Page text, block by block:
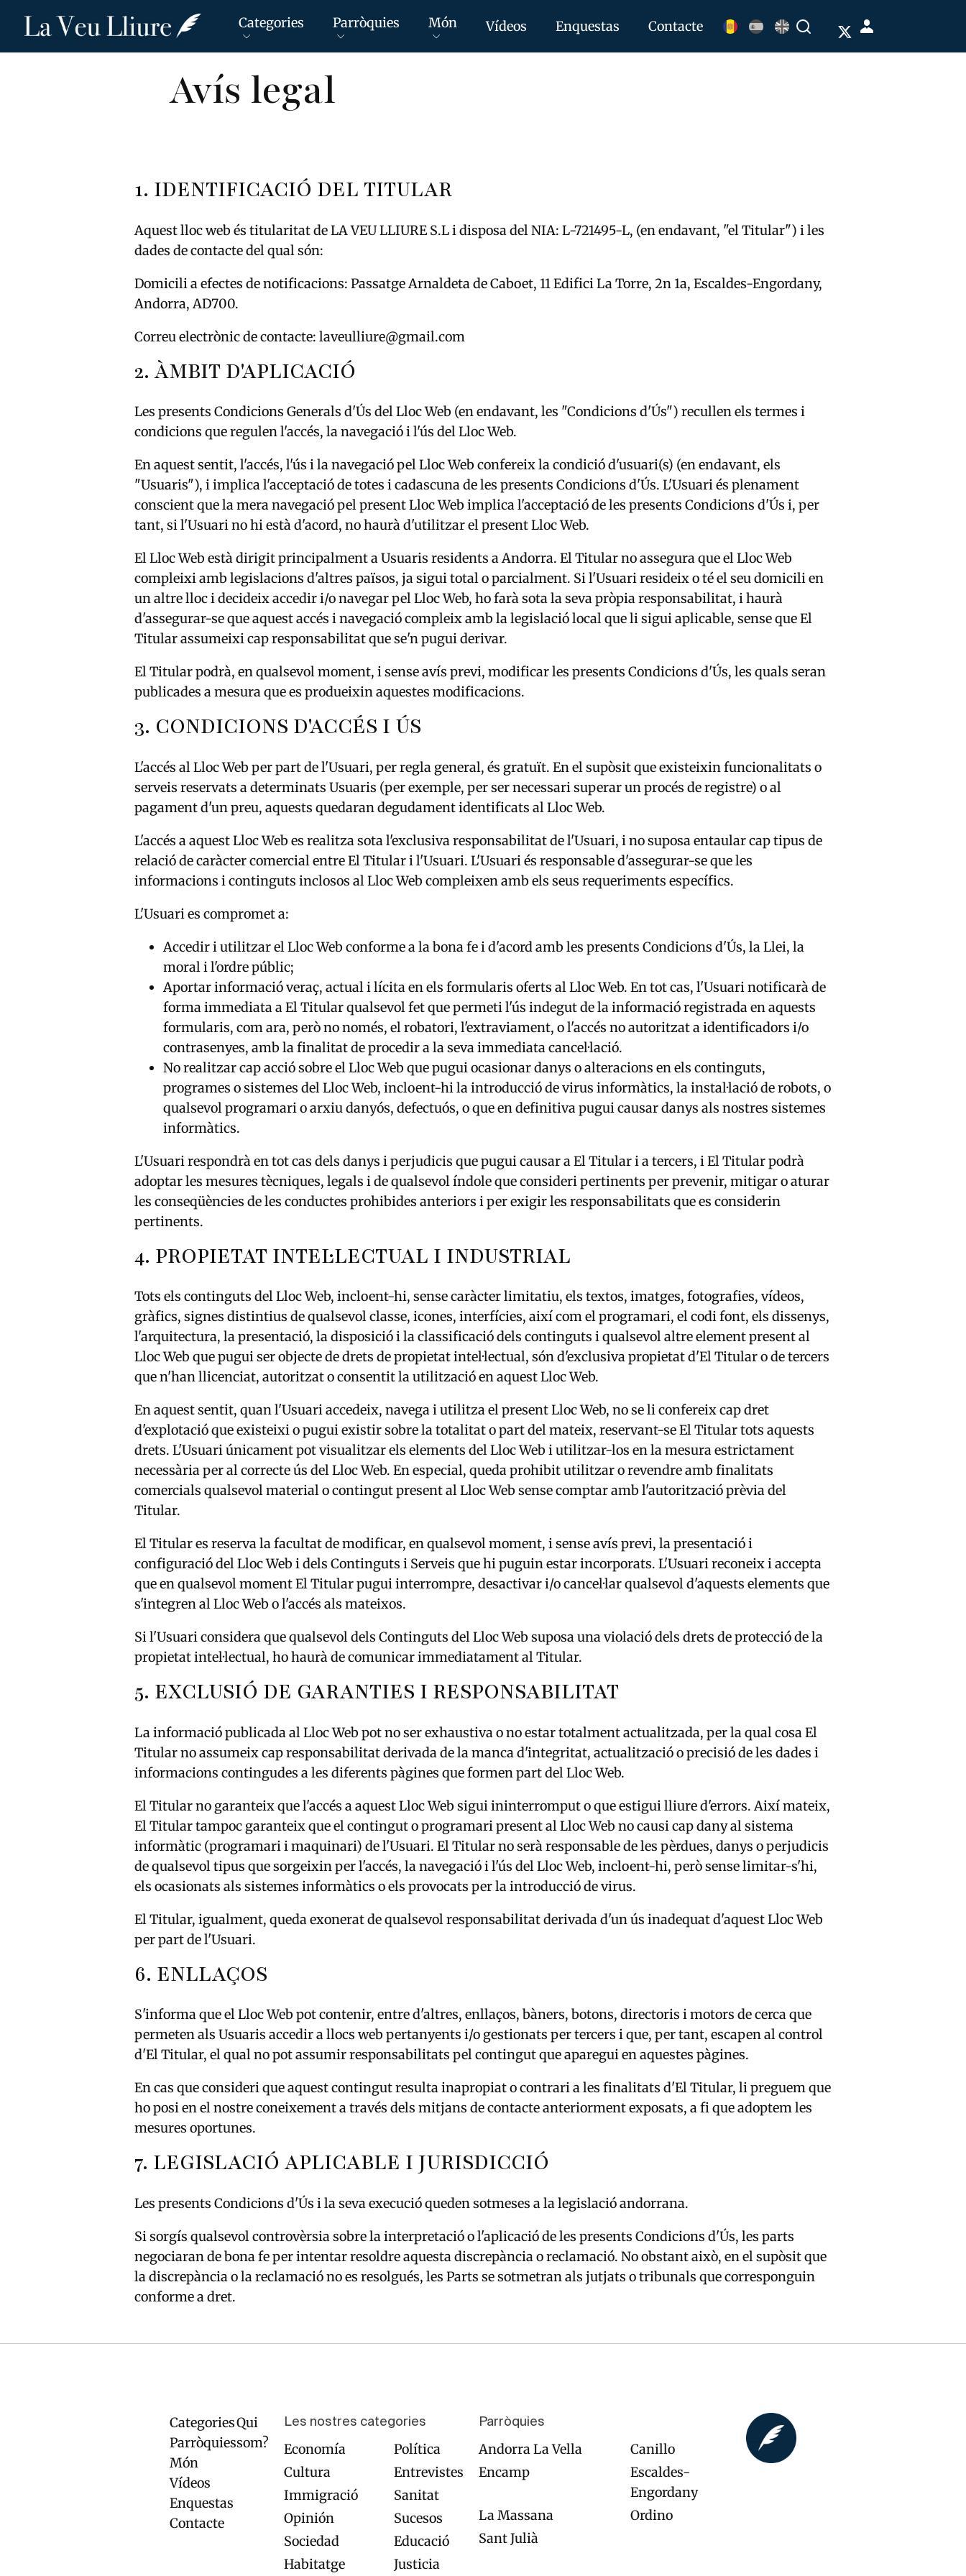
Categories Parròquies Món Vídeos Enquestas Contacte BuscarMenú
de
Avís legal
1. IDENTIFICACIÓ DEL TITULAR
Aquest lloc web és titularitat de LA VEU LLIURE S.L i disposa del NIA: L-721495-L, (en endavant, "el Titular") i les
dades de contacte del qual són:
Domicili a efectes de notificacions: Passatge Arnaldeta de Caboet, 11 Edifici La Torre, 2n 1a, Escaldes-Engordany,
Andorra, AD700.
Correu electrònic de contacte: laveulliure@gmail.com
2. ÀMBIT D'APLICACIÓ
Les presents Condicions Generals d'Ús del Lloc Web (en endavant, les "Condicions d'Ús") recullen els termes i
condicions que regulen l'accés, la navegació i l'ús del Lloc Web.
En aquest sentit, l'accés, l'ús i la navegació pel Lloc Web confereix la condició d'usuari(s) (en endavant, els
"Usuaris"), i implica l'acceptació de totes i cadascuna de les presents Condicions d'Ús. L'Usuari és plenament
conscient que la mera navegació pel present Lloc Web implica l'acceptació de les presents Condicions d'Ús i, per
tant, si l'Usuari no hi està d'acord, no haurà d'utilitzar el present Lloc Web.
El Lloc Web està dirigit principalment a Usuaris residents a Andorra. El Titular no assegura que el Lloc Web
compleixi amb legislacions d'altres països, ja sigui total o parcialment. Si l'Usuari resideix o té el seu domicili en
un altre lloc i decideix accedir i/o navegar pel Lloc Web, ho farà sota la seva pròpia responsabilitat, i haurà
d'assegurar-se que aquest accés i navegació compleix amb la legislació local que li sigui aplicable, sense que El
Titular assumeixi cap responsabilitat que se'n pugui derivar.
El Titular podrà, en qualsevol moment, i sense avís previ, modificar les presents Condicions d'Ús, les quals seran
publicades a mesura que es produeixin aquestes modificacions.
3. CONDICIONS D'ACCÉS I ÚS
L'accés al Lloc Web per part de l'Usuari, per regla general, és gratuït. En el supòsit que existeixin funcionalitats o
serveis reservats a determinats Usuaris (per exemple, per ser necessari superar un procés de registre) o al
pagament d'un preu, aquests quedaran degudament identificats al Lloc Web.
L'accés a aquest Lloc Web es realitza sota l'exclusiva responsabilitat de l'Usuari, i no suposa entaular cap tipus de
relació de caràcter comercial entre El Titular i l'Usuari. L'Usuari és responsable d'assegurar-se que les
informacions i continguts inclosos al Lloc Web compleixen amb els seus requeriments específics.
L'Usuari es compromet a:
Accedir i utilitzar el Lloc Web conforme a la bona fe i d'acord amb les presents Condicions d'Ús, la Llei, la
moral i l'ordre públic;
Aportar informació veraç, actual i lícita en els formularis oferts al Lloc Web. En tot cas, l'Usuari notificarà de
forma immediata a El Titular qualsevol fet que permeti l'ús indegut de la informació registrada en aquests
formularis, com ara, però no només, el robatori, l'extraviament, o l'accés no autoritzat a identificadors i/o
contrasenyes, amb la finalitat de procedir a la seva immediata cancel·lació.
No realitzar cap acció sobre el Lloc Web que pugui ocasionar danys o alteracions en els continguts,
programes o sistemes del Lloc Web, incloent-hi la introducció de virus informàtics, la instal·lació de robots, o
qualsevol programari o arxiu danyós, defectuós, o que en definitiva pugui causar danys als nostres sistemes
informàtics.
L'Usuari respondrà en tot cas dels danys i perjudicis que pugui causar a El Titular i a tercers, i El Titular podrà
adoptar les mesures tècniques, legals i de qualsevol índole que consideri pertinents per prevenir, mitigar o aturar
les conseqüències de les conductes prohibides anteriors i per exigir les responsabilitats que es considerin
pertinents.
4. PROPIETAT INTEL·LECTUAL I INDUSTRIAL
Tots els continguts del Lloc Web, incloent-hi, sense caràcter limitatiu, els textos, imatges, fotografies, vídeos,
gràfics, signes distintius de qualsevol classe, icones, interfícies, així com el programari, el codi font, els dissenys,
l'arquitectura, la presentació, la disposició i la classificació dels continguts i qualsevol altre element present al
Lloc Web que pugui ser objecte de drets de propietat intel·lectual, són d'exclusiva propietat d'El Titular o de tercers
que n'han llicenciat, autoritzat o consentit la utilització en aquest Lloc Web.
En aquest sentit, quan l'Usuari accedeix, navega i utilitza el present Lloc Web, no se li confereix cap dret
d'explotació que existeixi o pugui existir sobre la totalitat o part del mateix, reservant-se El Titular tots aquests
drets. L'Usuari únicament pot visualitzar els elements del Lloc Web i utilitzar-los en la mesura estrictament
necessària per al correcte ús del Lloc Web. En especial, queda prohibit utilitzar o revendre amb finalitats
comercials qualsevol material o contingut present al Lloc Web sense comptar amb l'autorització prèvia del
Titular.
El Titular es reserva la facultat de modificar, en qualsevol moment, i sense avís previ, la presentació i
configuració del Lloc Web i dels Continguts i Serveis que hi puguin estar incorporats. L'Usuari reconeix i accepta
que en qualsevol moment El Titular pugui interrompre, desactivar i/o cancel·lar qualsevol d'aquests elements que
s'integren al Lloc Web o l'accés als mateixos.
Si l'Usuari considera que qualsevol dels Continguts del Lloc Web suposa una violació dels drets de protecció de la
propietat intel·lectual, ho haurà de comunicar immediatament al Titular.
5. EXCLUSIÓ DE GARANTIES I RESPONSABILITAT
La informació publicada al Lloc Web pot no ser exhaustiva o no estar totalment actualitzada, per la qual cosa El
Titular no assumeix cap responsabilitat derivada de la manca d'integritat, actualització o precisió de les dades i
informacions contingudes a les diferents pàgines que formen part del Lloc Web.
El Titular no garanteix que l'accés a aquest Lloc Web sigui ininterromput o que estigui lliure d'errors. Així mateix,
El Titular tampoc garanteix que el contingut o programari present al Lloc Web no causi cap dany al sistema
informàtic (programari i maquinari) de l'Usuari. El Titular no serà responsable de les pèrdues, danys o perjudicis
de qualsevol tipus que sorgeixin per l'accés, la navegació i l'ús del Lloc Web, incloent-hi, però sense limitar-s'hi,
els ocasionats als sistemes informàtics o els provocats per la introducció de virus.
El Titular, igualment, queda exonerat de qualsevol responsabilitat derivada d'un ús inadequat d'aquest Lloc Web
per part de l'Usuari.
6. ENLLAÇOS
S'informa que el Lloc Web pot contenir, entre d'altres, enllaços, bàners, botons, directoris i motors de cerca que
permeten als Usuaris accedir a llocs web pertanyents i/o gestionats per tercers i que, per tant, escapen al control
d'El Titular, el qual no pot assumir responsabilitats pel contingut que aparegui en aquestes pàgines.
En cas que consideri que aquest contingut resulta inapropiat o contrari a les finalitats d'El Titular, li preguem que
ho posi en el nostre coneixement a través dels mitjans de contacte anteriorment exposats, a fi que adoptem les
mesures oportunes.
7. LEGISLACIÓ APLICABLE I JURISDICCIÓ
Les presents Condicions d'Ús i la seva execució queden sotmeses a la legislació andorrana.
Si sorgís qualsevol controvèrsia sobre la interpretació o l'aplicació de les presents Condicions d'Ús, les parts
negociaran de bona fe per intentar resoldre aquesta discrepància o reclamació. No obstant això, en el supòsit que
la discrepància o la reclamació no es resolgués, les Parts se sotmetran als jutjats o tribunals que corresponguin
conforme a dret.
Navegación
principal
Categories
Parròquies
Món
Vídeos
Enquestas
Contacte
Pie
página
Qui
som?
Les nostres categories
Economía
Política
Cultura
Entrevistes
Immigració
Sanitat
Opinión
Sucesos
Sociedad
Educació
Habitatge
Justicia
Parròquies
Andorra La Vella
Canillo
Encamp
Escaldes-
Engordany
La Massana
Ordino
Sant Julià